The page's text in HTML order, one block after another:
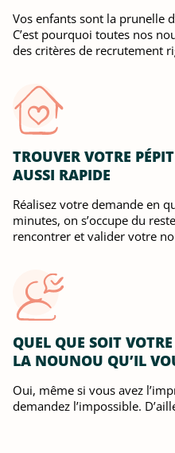
Vos enfants sont la prunelle
C’est pourquoi toutes nos
des critères de recrutement
TROUVER VOTRE
AUSSI RAPIDE
Réalisez votre demande en
minutes, on s’occupe du
rencontrer et valider votre
QUEL QUE SOIT
LA NOUNOU QU’IL
Oui, même si vous avez
demandez l’impossible.